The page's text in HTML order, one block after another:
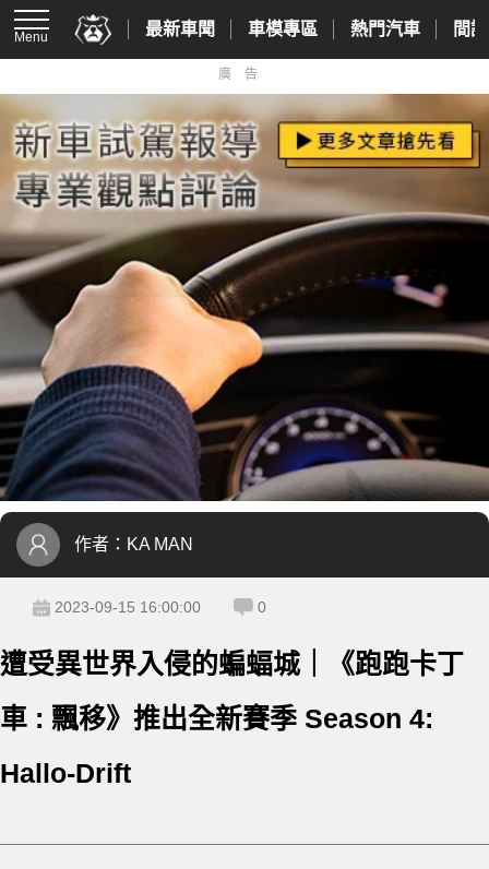
Menu 最新車聞 車模專區 熱門汽車 間
廣告
作者： KA MAN
2023-09-15 16:00:00 0
遭受異世界入侵的蝙蝠城｜《跑跑卡丁
車 : 飄移》推出全新賽季 Season 4:
Hallo-Drift